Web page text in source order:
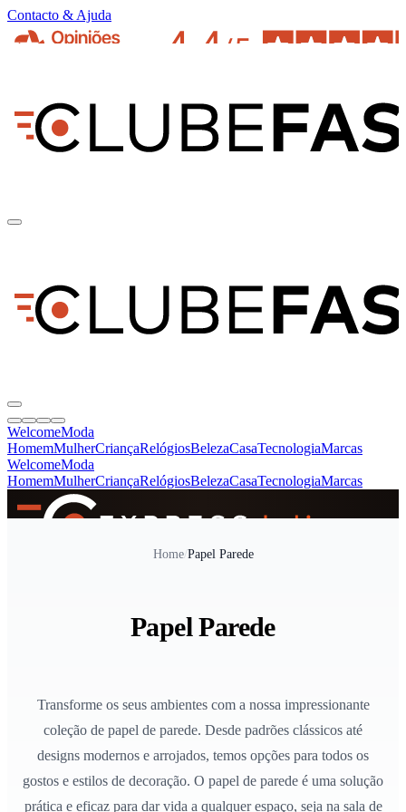
Contacto & Ajuda
WelcomeModa
HomemMulherCriançaRelógiosBelezaCasaTecnologiaMarcas
WelcomeModa
HomemMulherCriançaRelógiosBelezaCasaTecnologiaMarcas
Home/Papel Parede
Papel Parede
Transforme os seus ambientes com a nossa impressionante
coleção de papel de parede. Desde padrões clássicos até
designs modernos e arrojados, temos opções para todos os
gostos e estilos de decoração. O papel de parede é uma solução
prática e eficaz para dar vida a qualquer espaço, seja na sala de